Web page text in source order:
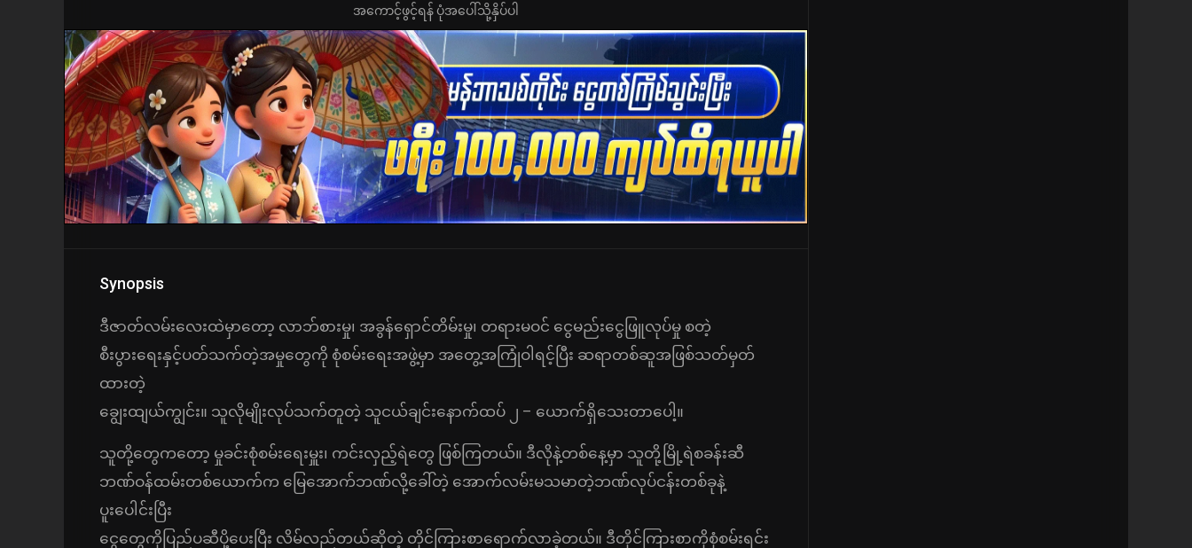
အကောင့်ဖွင့်ရန် ပုံအပေါ်သို့နှိပ်ပါ
Synopsis
ဒီဇာတ်လမ်းလေးထဲမှာတော့ လာဘ်စားမှု၊ အခွန်ရှောင်တိမ်းမှု၊ တရားမဝင် ငွေမည်းငွေဖြူလုပ်မှု စတဲ့
စီးပွားရေးနှင့်ပတ်သက်တဲ့အမှုတွေကို စုံစမ်းရေးအဖွဲ့မှာ အတွေ့အကြုံဝါရင့်ပြီး ဆရာတစ်ဆူအဖြစ်သတ်မှတ်
ထားတဲ့
ချွေးထျယ်ကျွင်း။ သူလိုမျိုးလုပ်သက်တူတဲ့ သူငယ်ချင်းနောက်ထပ် ၂ – ယောက်ရှိသေးတာပေါ့။
သူတို့တွေကတော့ မှုခင်းစုံစမ်းရေးမှူး၊ ကင်းလှည့်ရဲတွေ ဖြစ်ကြတယ်။ ဒီလိုနဲ့တစ်နေ့မှာ သူတို့မြို့ရဲစခန်းဆီ
ဘဏ်ဝန်ထမ်းတစ်ယောက်က မြေအောက်ဘဏ်လို့ခေါ်တဲ့ အောက်လမ်းမသမာတဲ့ဘဏ်လုပ်ငန်းတစ်ခုနဲ့
ပူးပေါင်းပြီး
ငွေတွေကိုပြည်ပဆီပို့ပေးပြီး လိမ်လည်တယ်ဆိုတဲ့ တိုင်ကြားစာရောက်လာခဲ့တယ်။ ဒီတိုင်ကြားစာကိုစုံစမ်းရင်း